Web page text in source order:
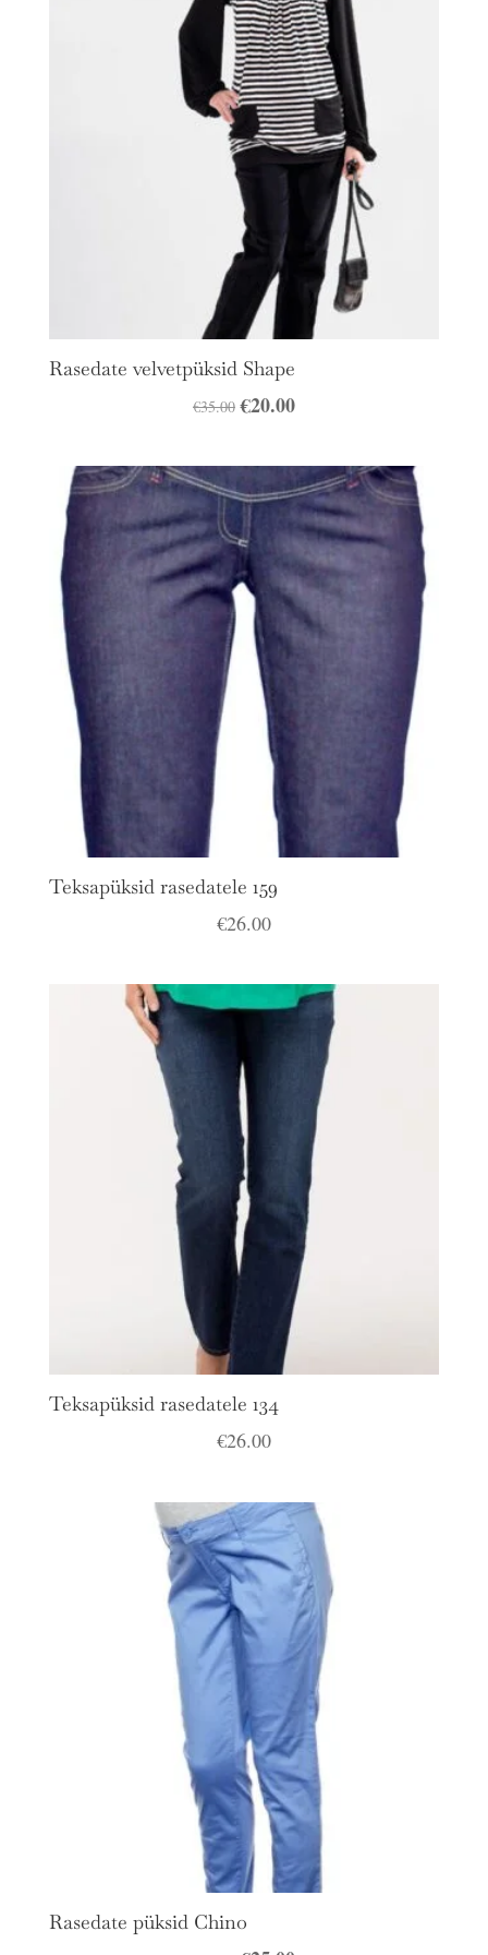
Rasedate velvetpüksid Shape
€35.00 Algne
oli:
€35.00.
€20.00Praegune
on:
€20.00.
Teksapüksid rasedatele 159
€26.00
Teksapüksid rasedatele 134
€26.00
Rasedate püksid Chino